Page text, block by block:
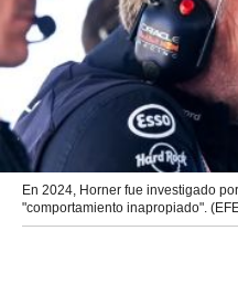
En 2024, Horner fue investigado
"comportamiento inapropiado".